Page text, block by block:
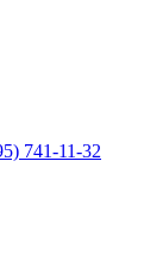
741-11-32